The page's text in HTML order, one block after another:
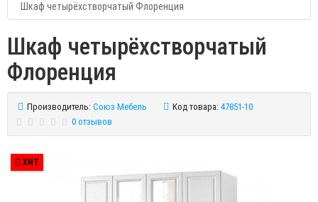
Шкаф четырёхстворчатый Флоренция
Шкаф четырёхстворчатый
Флоренция
Производитель: Союз Мебель Код товара: 47851-10
0 отзывов
ХИТ